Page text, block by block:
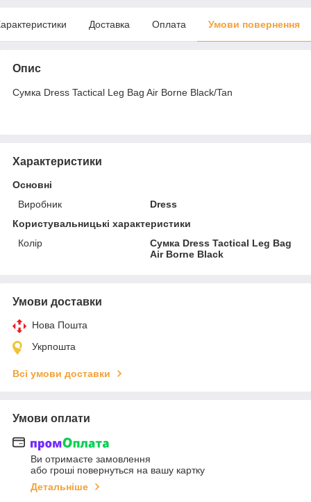
Доставка Оплата Умови повернення
Опис
Сумка Dress Tactical Leg Bag Air Borne Black/Tan
Характеристики
Основні
Виробник
Dress
Користувальницькі характеристики
Колір
Сумка Dress Tactical Leg Bag
Air Borne Black
Умови доставки
Нова Пошта
Укрпошта
Всі умови доставки
Умови оплати
Ви отримаєте замовлення
або гроші повернуться на вашу картку
Детальніше